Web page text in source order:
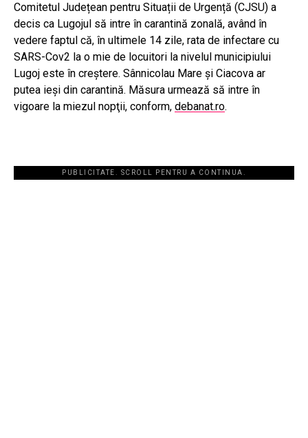
Comitetul Județean pentru Situații de Urgență (CJSU) a
decis ca Lugojul să intre în carantină zonală, având în
vedere faptul că, în ultimele 14 zile, rata de infectare cu
SARS-Cov2 la o mie de locuitori la nivelul municipiului
Lugoj este în creștere. Sânnicolau Mare și Ciacova ar
putea ieși din carantină. Măsura urmează să intre în
vigoare la miezul nopţii, conform, debanat.ro.
PUBLICITATE. SCROLL PENTRU A CONTINUA.